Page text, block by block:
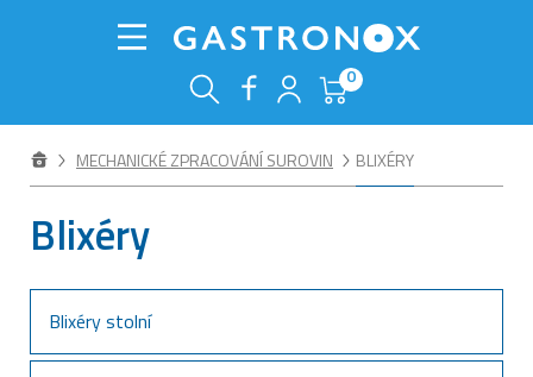
0
MECHANICKÉ ZPRACOVÁNÍ SUROVIN BLIXÉRY
Blixéry
Blixéry stolní